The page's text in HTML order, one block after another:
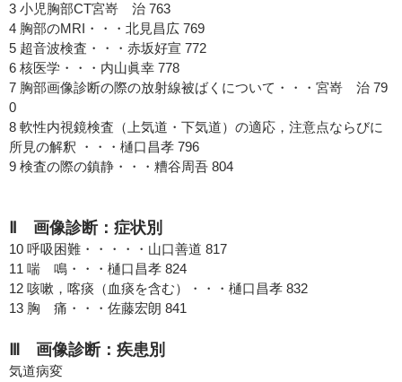
3 小児胸部CT宮嵜 治 763
4 胸部のMRI・・・北見昌広 769
5 超音波検査・・・赤坂好宣 772
6 核医学・・・内山眞幸 778
7 胸部画像診断の際の放射線被ばくについて・・・宮嵜 治 79
0
8 軟性内視鏡検査（上気道・下気道）の適応，注意点ならびに
所見の解釈 ・・・樋口昌孝 796
9 検査の際の鎮静・・・糟谷周吾 804
Ⅱ 画像診断：症状別
10 呼吸困難・・・・・山口善道 817
11 喘 鳴・・・樋口昌孝 824
12 咳嗽，喀痰（血痰を含む）・・・樋口昌孝 832
13 胸 痛・・・佐藤宏朗 841
Ⅲ 画像診断：疾患別
気道病変